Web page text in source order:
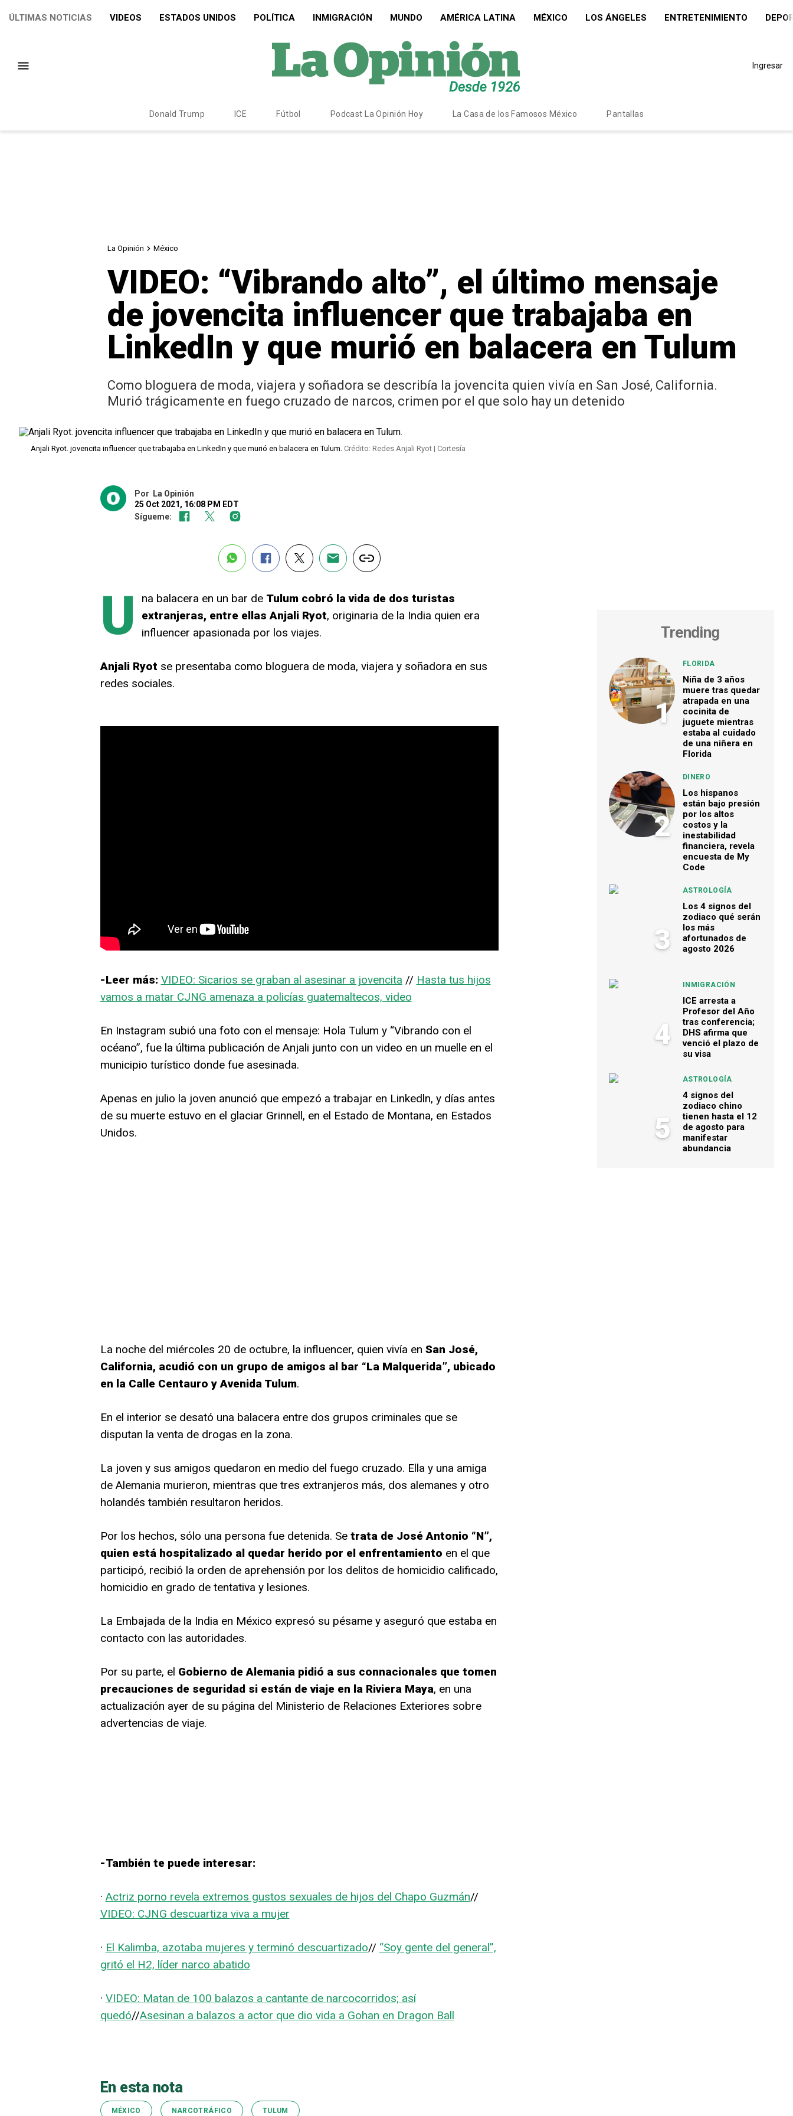
ÚLTIMAS NOTICIAS VIDEOS ESTADOS UNIDOS POLÍTICA INMIGRACIÓN MUNDO AMÉRICA LATINA MÉXICO LOS ÁNGELES ENTRETENIMIENTO
Ingresar
Donald Trump ICE Fútbol Podcast La Opinión Hoy La Casa de los Famosos México Pantallas
La Opinión México
VIDEO: “Vibrando alto”, el último mensaje
de jovencita influencer que trabajaba en
LinkedIn y que murió en balacera en Tulum
Como bloguera de moda, viajera y soñadora se describía la jovencita quien vivía en San José, California.
Murió trágicamente en fuego cruzado de narcos, crimen por el que solo hay un detenido
Anjali Ryot. jovencita influencer que trabajaba en LinkedIn y que murió en balacera en Tulum. Crédito: Redes Anjali Ryot | Cortesía
Por
La Opinión
25 Oct 2021, 16:08 PM EDT
Sígueme:
U na balacera en un bar de Tulum cobró la vida de dos turistas
extranjeras, entre ellas Anjali Ryot, originaria de la India quien era
influencer apasionada por los viajes.
Anjali Ryot se presentaba como bloguera de moda, viajera y soñadora en sus
redes sociales.
-Leer más: VIDEO: Sicarios se graban al asesinar a jovencita // Hasta tus hijos
vamos a matar CJNG amenaza a policías guatemaltecos, video
En Instagram subió una foto con el mensaje: Hola Tulum y “Vibrando con el
océano”, fue la última publicación de Anjali junto con un video en un muelle en el
municipio turístico donde fue asesinada.
Apenas en julio la joven anunció que empezó a trabajar en Linkedln, y días antes
de su muerte estuvo en el glaciar Grinnell, en el Estado de Montana, en Estados
Unidos.
La noche del miércoles 20 de octubre, la influencer, quien vivía en San José,
California, acudió con un grupo de amigos al bar “La Malquerida”, ubicado
en la Calle Centauro y Avenida Tulum.
En el interior se desató una balacera entre dos grupos criminales que se
disputan la venta de drogas en la zona.
La joven y sus amigos quedaron en medio del fuego cruzado. Ella y una amiga
de Alemania murieron, mientras que tres extranjeros más, dos alemanes y otro
holandés también resultaron heridos.
Por los hechos, sólo una persona fue detenida. Se trata de José Antonio “N”,
quien está hospitalizado al quedar herido por el enfrentamiento en el que
participó, recibió la orden de aprehensión por los delitos de homicidio calificado,
homicidio en grado de tentativa y lesiones.
La Embajada de la India en México expresó su pésame y aseguró que estaba en
contacto con las autoridades.
Por su parte, el Gobierno de Alemania pidió a sus connacionales que tomen
precauciones de seguridad si están de viaje en la Riviera Maya, en una
actualización ayer de su página del Ministerio de Relaciones Exteriores sobre
advertencias de viaje.
-También te puede interesar:
· Actriz porno revela extremos gustos sexuales de hijos del Chapo Guzmán//
VIDEO: CJNG descuartiza viva a mujer
· El Kalimba, azotaba mujeres y terminó descuartizado// “Soy gente del general”,
gritó el H2, líder narco abatido
· VIDEO: Matan de 100 balazos a cantante de narcocorridos; así
quedó//Asesinan a balazos a actor que dio vida a Gohan en Dragon Ball
En esta nota
MÉXICO NARCOTRÁFICO TULUM
Trending
1
FLORIDA
Niña de 3 años
muere tras quedar
atrapada en una
cocinita de
juguete mientras
estaba al cuidado
de una niñera en
Florida
2
DINERO
Los hispanos
están bajo presión
por los altos
costos y la
inestabilidad
financiera, revela
encuesta de My
Code
3
ASTROLOGÍA
Los 4 signos del
zodiaco qué serán
los más
afortunados de
agosto 2026
4
INMIGRACIÓN
ICE arresta a
Profesor del Año
tras conferencia;
DHS afirma que
venció el plazo de
su visa
5
ASTROLOGÍA
4 signos del
zodiaco chino
tienen hasta el 12
de agosto para
manifestar
abundancia